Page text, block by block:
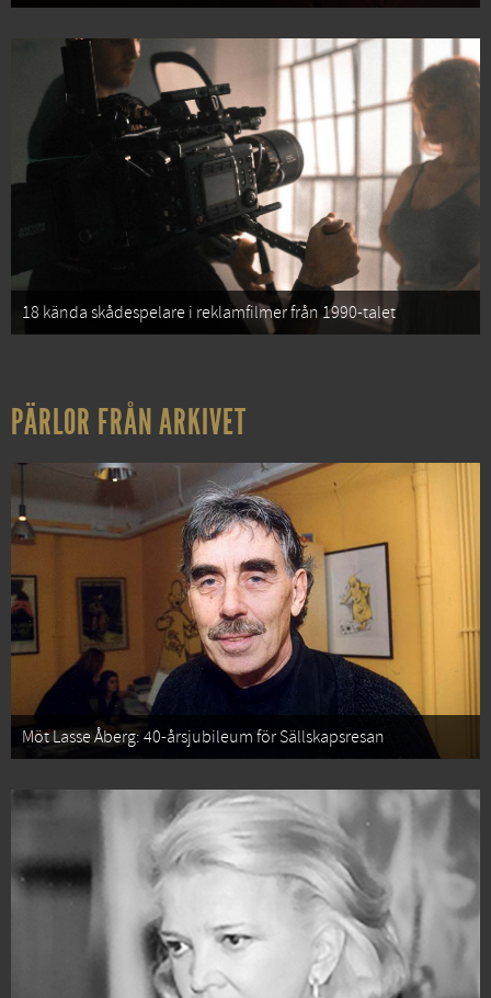
18 kända skådespelare i reklamfilmer från 1990-talet
PÄRLOR FRÅN ARKIVET
Möt Lasse Åberg: 40-årsjubileum för Sällskapsresan